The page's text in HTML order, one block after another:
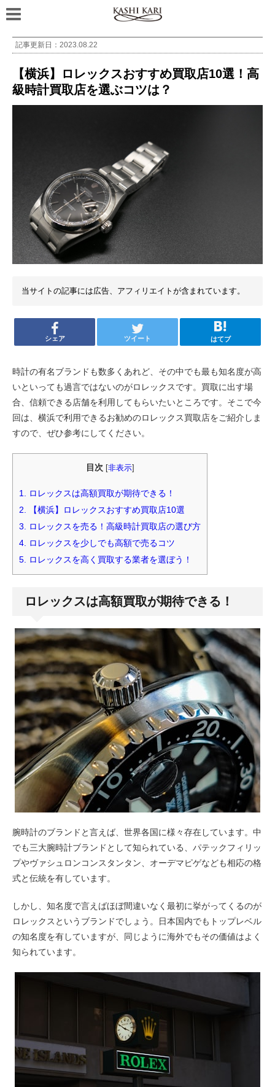
記事更新日： 2023.08.22
【横浜】ロレックスおすすめ買取店10選！高
級時計買取店を選ぶコツは？
当サイトの記事には広告、アフィリエイトが含まれています。
シェア ツイート はてブ
時計の有名ブランドも数多くあれど、その中でも最も知名度が高
いといっても過言ではないのがロレックスです。買取に出す場
合、信頼できる店舗を利用してもらいたいところです。そこで今
回は、横浜で利用できるお勧めのロレックス買取店をご紹介しま
すので、ぜひ参考にしてください。
目次 [非表示]
1. ロレックスは高額買取が期待できる！
2. 【横浜】ロレックスおすすめ買取店10選
3. ロレックスを売る！高級時計買取店の選び方
4. ロレックスを少しでも高額で売るコツ
5. ロレックスを高く買取する業者を選ぼう！
ロレックスは高額買取が期待できる！
腕時計のブランドと言えば、世界各国に様々存在しています。中
でも三大腕時計ブランドとして知られている、パテックフィリッ
プやヴァシュロンコンスタンタン、オーデマピゲなども相応の格
式と伝統を有しています。
しかし、知名度で言えばほぼ間違いなく最初に挙がってくるのが
ロレックスというブランドでしょう。日本国内でもトップレベル
の知名度を有していますが、同じように海外でもその価値はよく
知られています。